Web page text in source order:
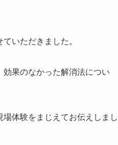
いただきました。
果のなかった解消法につい
場体験をまじえてお伝えしまし